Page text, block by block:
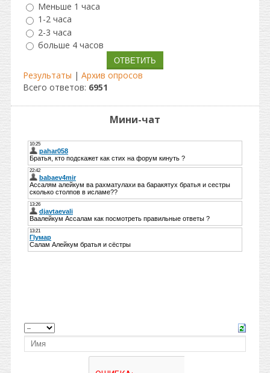
Меньше 1 часа
1-2 часа
2-3 часа
больше 4 часов
Результаты | Архив опросов
Всего ответов: 6951
Мини-чат